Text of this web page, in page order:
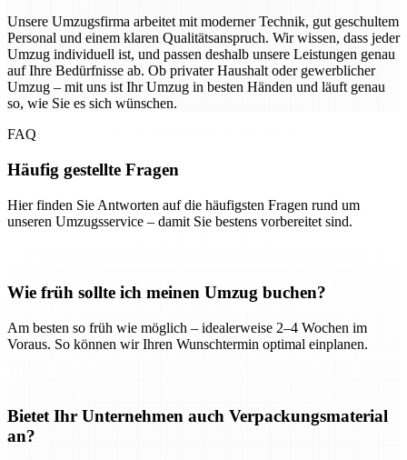
Unsere Umzugsfirma arbeitet mit moderner Technik, gut geschultem
Personal und einem klaren Qualitätsanspruch. Wir wissen, dass jeder
Umzug individuell ist, und passen deshalb unsere Leistungen genau
auf Ihre Bedürfnisse ab. Ob privater Haushalt oder gewerblicher
Umzug – mit uns ist Ihr Umzug in besten Händen und läuft genau
so, wie Sie es sich wünschen.
FAQ
Häufig gestellte Fragen
Hier finden Sie Antworten auf die häufigsten Fragen rund um
unseren Umzugsservice – damit Sie bestens vorbereitet sind.
Wie früh sollte ich meinen Umzug buchen?
Am besten so früh wie möglich – idealerweise 2–4 Wochen im
Voraus. So können wir Ihren Wunschtermin optimal einplanen.
Bietet Ihr Unternehmen auch Verpackungsmaterial
an?